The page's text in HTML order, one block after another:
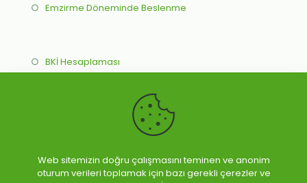
○ Emzirme Döneminde Beslenme
○ BKİ Hesaplaması
Online Beslenme Programı
Yüz Yüze Beslenme Programı
Web sitemizin doğru çalışmasını teminen ve anonim
oturum verileri toplamak için bazı gerekli çerezler ve